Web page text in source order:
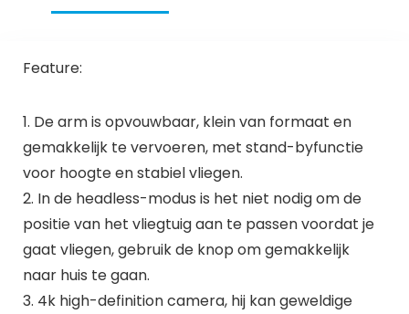
Feature:
1. De arm is opvouwbaar, klein van formaat en
gemakkelijk te vervoeren, met stand-byfunctie
voor hoogte en stabiel vliegen.
2. In de headless-modus is het niet nodig om de
positie van het vliegtuig aan te passen voordat je
gaat vliegen, gebruik de knop om gemakkelijk
naar huis te gaan.
3. 4k high-definition camera, hij kan geweldige